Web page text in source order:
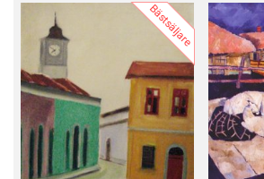
Bästsäljare